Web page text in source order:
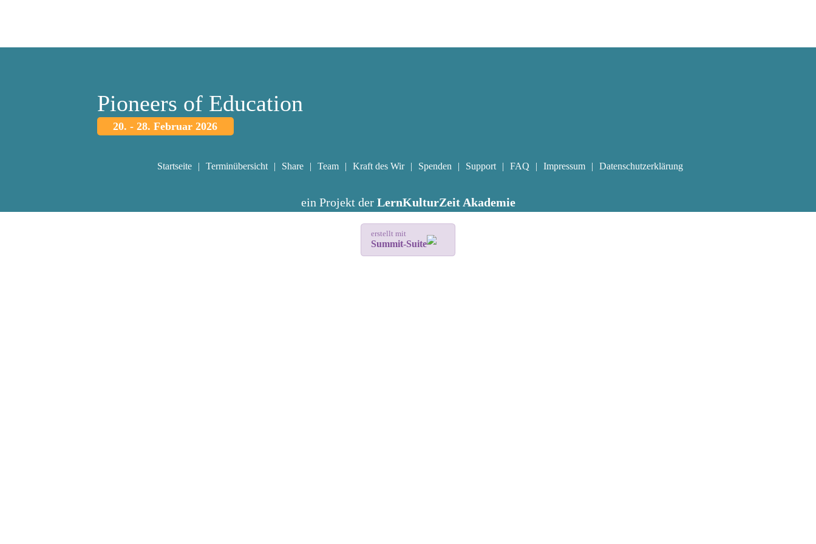
Pioneers of Education
20. - 28. Februar 2026
Startseite Terminübersicht Share Team Kraft des Wir Spenden Support FAQ Impressum Datenschutzerklärung
ein Projekt der LernKulturZeit Akademie
erstellt mit
Summit-Suite